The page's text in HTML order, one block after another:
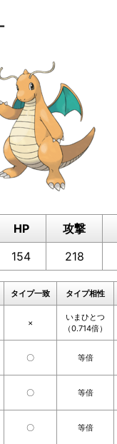
HP 攻撃
154 218
タイプ一致 タイプ相性
×
いまひとつ
（0.714倍）
〇 等倍
〇 等倍
〇 等倍